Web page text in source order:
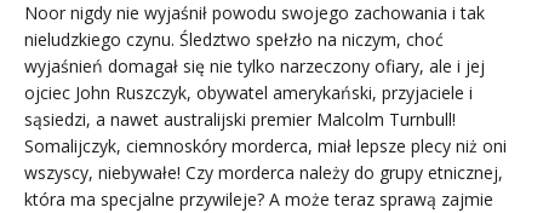
Noor nigdy nie wyjaśnił powodu swojego zachowania i tak
nieludzkiego czynu. Śledztwo spełzło na niczym, choć
wyjaśnień domagał się nie tylko narzeczony ofiary, ale i jej
ojciec John Ruszczyk, obywatel amerykański, przyjaciele i
sąsiedzi, a nawet australijski premier Malcolm Turnbull!
Somalijczyk, ciemnoskóry morderca, miał lepsze plecy niż oni
wszyscy, niebywałe! Czy morderca należy do grupy etnicznej,
która ma specjalne przywileje? A może teraz sprawą zajmie